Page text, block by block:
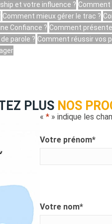
et votre influence ? Comment
Comment mieux gérer le trac ?
Confiance ? Comment
parole ? Comment réussir vos
PLUS NOS
« * » indique les
Votre prénom*
Votre nom*